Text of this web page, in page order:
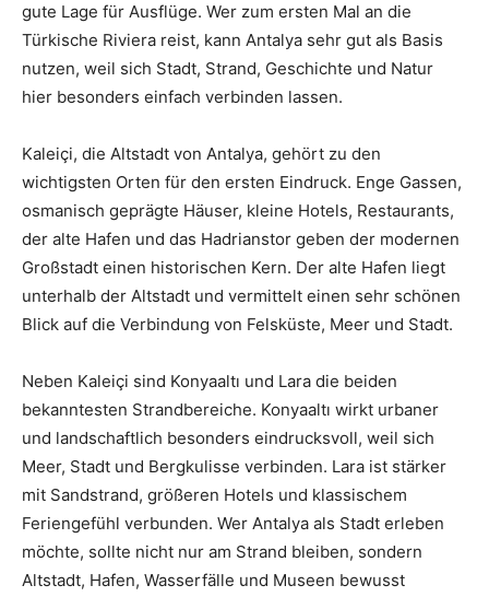
gute Lage für Ausflüge. Wer zum ersten Mal an die
Türkische Riviera reist, kann Antalya sehr gut als Basis
nutzen, weil sich Stadt, Strand, Geschichte und Natur
hier besonders einfach verbinden lassen.
Kaleiçi, die Altstadt von Antalya, gehört zu den
wichtigsten Orten für den ersten Eindruck. Enge Gassen,
osmanisch geprägte Häuser, kleine Hotels, Restaurants,
der alte Hafen und das Hadrianstor geben der modernen
Großstadt einen historischen Kern. Der alte Hafen liegt
unterhalb der Altstadt und vermittelt einen sehr schönen
Blick auf die Verbindung von Felsküste, Meer und Stadt.
Neben Kaleiçi sind Konyaaltı und Lara die beiden
bekanntesten Strandbereiche. Konyaaltı wirkt urbaner
und landschaftlich besonders eindrucksvoll, weil sich
Meer, Stadt und Bergkulisse verbinden. Lara ist stärker
mit Sandstrand, größeren Hotels und klassischem
Feriengefühl verbunden. Wer Antalya als Stadt erleben
möchte, sollte nicht nur am Strand bleiben, sondern
Altstadt, Hafen, Wasserfälle und Museen bewusst